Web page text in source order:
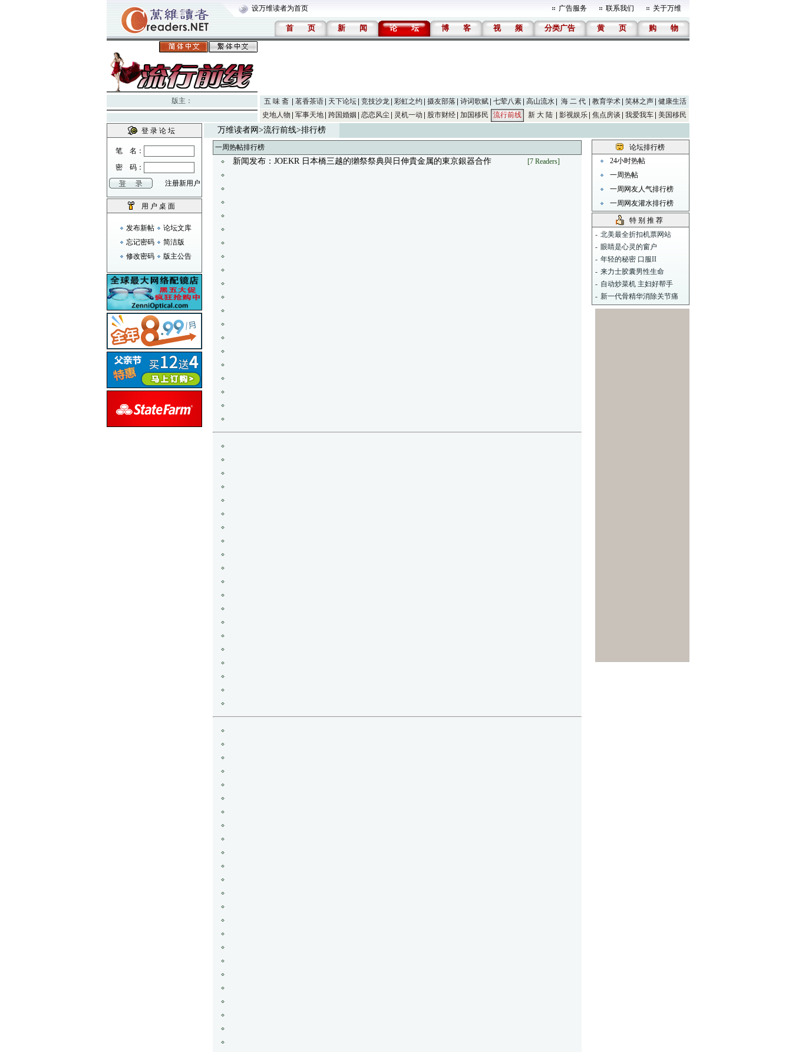
设万维读者为首页 广告服务 联系我们 关于万维
首 页 新 闻 论 坛 博 客 视 频 分类广告 黄 页 购 物
版主： 五 味 斋 茗香茶语 天下论坛 竞技沙龙 彩虹之约 摄友部落 诗词歌赋 七荤八素 高山流水 海 二 代 教育学术 笑林之声 健康生活
史地人物
军事天地 跨国婚姻 恋恋风尘 灵机一动 股市财经 加国移民 流行前线 新 大 陆 影视娱乐 焦点房谈 我爱我车 美国移民
登 录 论 坛
笔 名：
密 码：
注册新用户
用 户 桌 面
发布新帖
论坛文库
忘记密码
简洁版
修改密码
版主公告
万维读者网 >流行前线>排行榜
一周热帖排行榜
新闻发布：JOEKR 日本橋三越的獺祭祭典與日伸貴金属的東京銀器合作 [7 Readers]
论坛排行榜
24小时热帖
一周热帖
一周网友人气排行榜
一周网友灌水排行榜
特 别 推 荐
- 北美最全折扣机票网站
- 眼睛是心灵的窗户
- 年轻的秘密 口服II
- 来力士胶囊男性生命
- 自动炒菜机 主妇好帮手
- 新一代骨精华消除关节痛